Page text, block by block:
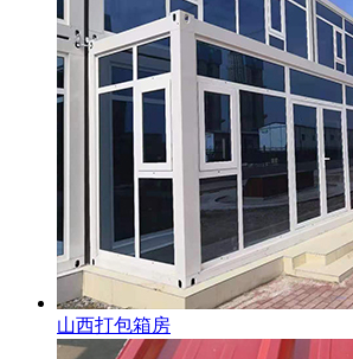
山西打包箱房